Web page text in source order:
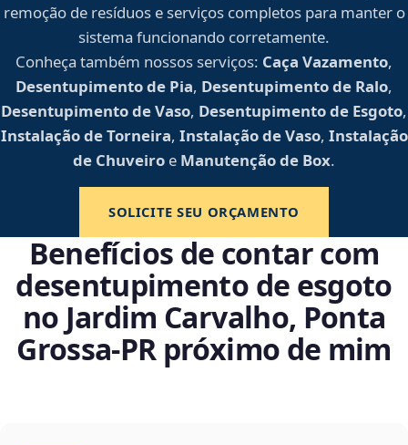
remoção de resíduos e serviços completos para manter o
sistema funcionando corretamente.
Conheça também nossos serviços: Caça Vazamento,
Desentupimento de Pia, Desentupimento de Ralo,
Desentupimento de Vaso, Desentupimento de Esgoto,
Instalação de Torneira, Instalação de Vaso, Instalação
de Chuveiro e Manutenção de Box.
SOLICITE SEU ORÇAMENTO
Benefícios de contar com
desentupimento de esgoto
no Jardim Carvalho, Ponta
Grossa‑PR próximo de mim